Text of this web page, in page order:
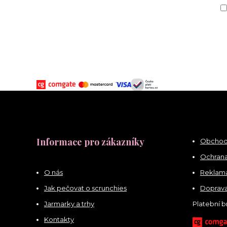
Informace pro zákazníky
O nás
Jak pečovat o scrunchies
Jarmarky a trhy
Kontakty
Platební